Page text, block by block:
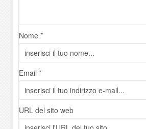
Nome *
Email *
URL del sito web